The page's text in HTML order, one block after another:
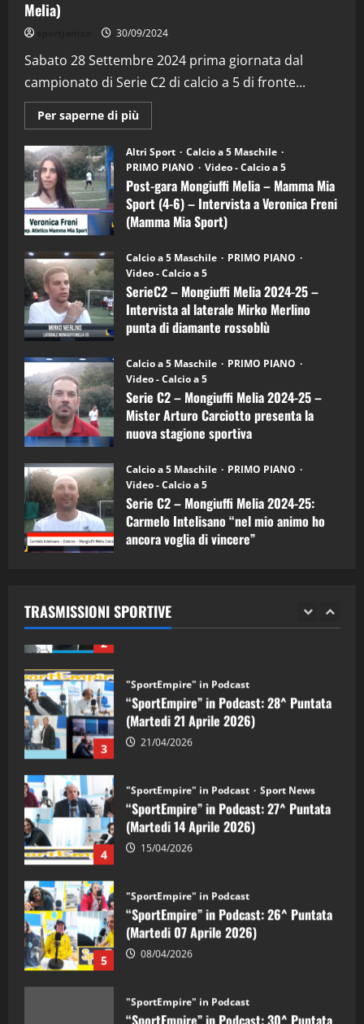
Melia)
30/09/2024
Sabato 28 Settembre 2024 prima giornata dal
campionato di Serie C2 di calcio a 5 di fronte...
Per saperne di più
informazioni
Post-
gara
Mongiuffi
Melia
–
Mamma
Mia
Sport
6)
–
Intervista
a
mister
Arturo
Carciotto
(Mongiuffi
Altri Sport
Calcio a 5 Maschile
PRIMO PIANO
Video - Calcio a 5
Post-gara Mongiuffi Melia – Mamma Mia
Sport (4-6) – Intervista a Veronica Freni
(Mamma Mia Sport)
Calcio a 5 Maschile
PRIMO PIANO
Video - Calcio a 5
SerieC2 – Mongiuffi Melia 2024-25 –
Intervista al laterale Mirko Merlino
punta di diamante rossoblù
Calcio a 5 Maschile
PRIMO PIANO
Video - Calcio a 5
Serie C2 – Mongiuffi Melia 2024-25 –
Mister Arturo Carciotto presenta la
nuova stagione sportiva
Calcio a 5 Maschile
PRIMO PIANO
Video - Calcio a 5
Serie C2 – Mongiuffi Melia 2024-25:
Carmelo Intelisano “nel mio animo ho
ancora voglia di vincere”
TRASMISSIONI SPORTIVE
2
“SportEmpire” in Podcast: 29^ Puntata
(Martedi 28 Aprile 2026)
28/04/2026
3
"SportEmpire" in Podcast
“SportEmpire” in Podcast: 28^ Puntata
(Martedi 21 Aprile 2026)
21/04/2026
4
“SportEmpire” in Podcast: 27^ Puntata
(Martedi 14 Aprile 2026)
15/04/2026
5
“SportEmpire” in Podcast: 26^ Puntata
(Martedi 07 Aprile 2026)
08/04/2026
1
“SportEmpire” in Podcast: 30^ Puntata
(Martedi 05 Maggio 2026)
08/05/2026
2 28/04/2026
3
“SportEmpire” in Podcast: 28^ Puntata
(Martedi 21 Aprile 2026)
21/04/2026
4
“SportEmpire” in Podcast: 27^ Puntata
(Martedi 14 Aprile 2026)
15/04/2026
5
“SportEmpire” in Podcast: 26^ Puntata
(Martedi 07 Aprile 2026)
08/04/2026
“SportEmpire” in Podcast: 30^ Puntata
(Martedi 05 Maggio 2026)